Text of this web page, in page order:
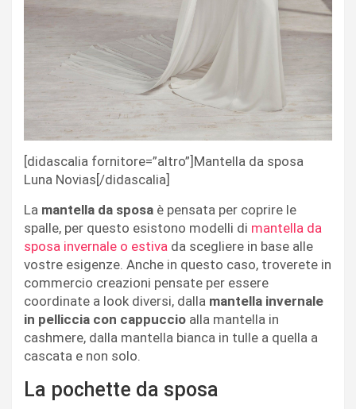
[didascalia fornitore=”altro”]Mantella da sposa
Luna Novias[/didascalia]
La mantella da sposa è pensata per coprire le
spalle, per questo esistono modelli di mantella da
sposa invernale o estiva da scegliere in base alle
vostre esigenze. Anche in questo caso, troverete in
commercio creazioni pensate per essere
coordinate a look diversi, dalla mantella invernale
in pelliccia con cappuccio alla mantella in
cashmere, dalla mantella bianca in tulle a quella a
cascata e non solo.
La pochette da sposa